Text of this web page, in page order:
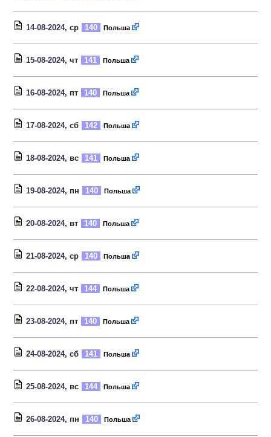
14-08-2024, ср 140 Польша
15-08-2024, чт 141 Польша
16-08-2024, пт 140 Польша
17-08-2024, сб 142 Польша
18-08-2024, вс 141 Польша
19-08-2024, пн 140 Польша
20-08-2024, вт 140 Польша
21-08-2024, ср 140 Польша
22-08-2024, чт 144 Польша
23-08-2024, пт 140 Польша
24-08-2024, сб 141 Польша
25-08-2024, вс 144 Польша
26-08-2024, пн 140 Польша